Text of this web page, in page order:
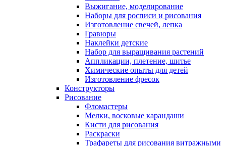
Выжигание, моделирование
Наборы для росписи и рисования
Изготовление свечей, лепка
Гравюры
Наклейки детские
Набор для выращивания растений
Аппликации, плетение, шитье
Химические опыты для детей
Изготовление фресок
Конструкторы
Рисование
Фломастеры
Мелки, восковые карандаши
Кисти для рисования
Раскраски
Трафареты для рисования витражными